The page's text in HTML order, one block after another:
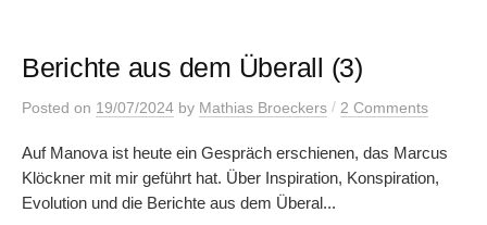
Berichte aus dem Überall (3)
Posted on 19/07/2024 by Mathias Broeckers / 2 Comments
Auf Manova ist heute ein Gespräch erschienen, das Marcus
Klöckner mit mir geführt hat. Über Inspiration, Konspiration,
Evolution und die Berichte aus dem Überal...